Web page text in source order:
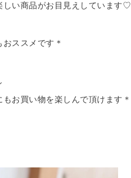
しい商品がお目見えしています♡
ススメです＊
お買い物を楽しんで頂けます＊